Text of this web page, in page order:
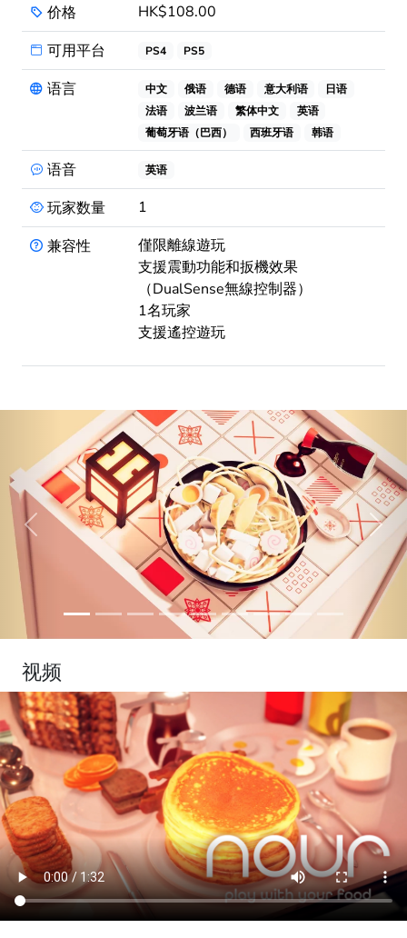
价格
HK$108.00
可用平台
PS4 PS5
语言 中文 俄语 德语 意大利语
日语
法语
波兰语 繁体中文
英语
葡萄牙语（巴西）
西班牙语 韩语
语音 英语
玩家数量
1
兼容性
僅限離線遊玩
支援震動功能和扳機效果
（DualSense無線控制器）
1名玩家
支援遙控遊玩
Previous Next
视频